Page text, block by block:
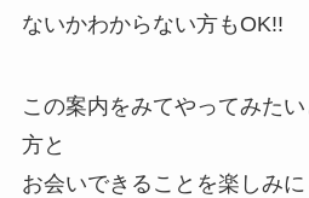
ないかわからない方もOK!!
この案内をみてやってみた
方と
お会いできることを楽しみに